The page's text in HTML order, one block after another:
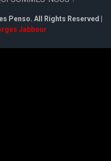
Penso. All Rights Reserved |
Jabbour